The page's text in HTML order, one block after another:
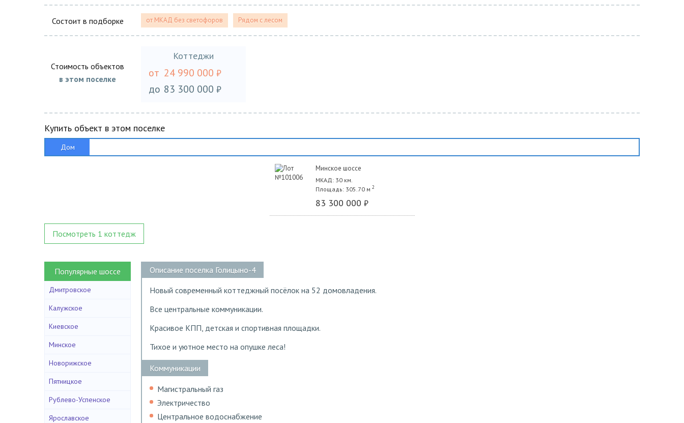
Состоит в подборке от МКАД без светофоров Рядом с лесом
Стоимость объектов
в этом поселке
Коттеджи
от 24 990 000 ₽
до 83 300 000 ₽
Купить объект в этом поселке
Дом
Минское шоссе
МКАД: 30 км.
Площадь: 305.70 м 2
83 300 000 ₽
Посмотреть 1 коттедж
Популярные шоссе
Дмитровское
Калужское
Киевское
Минское
Новорижское
Пятницкое
Рублево-Успенское
Ярославское
Описание поселка Голицыно-4
Новый современный коттеджный посёлок на 52 домовладения.
Все центральные коммуникации.
Красивое КПП, детская и спортивная площадки.
Тихое и уютное место на опушке леса!
Коммуникации
Магистральный газ
Электричество
Центральное водоснабжение